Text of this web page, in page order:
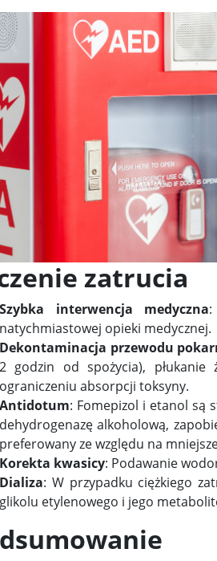
zatrucia
Szybka interwencja medyczna
natychmiastowej opieki medycznej.
Dekontaminacja przewodu
2 godzin od spożycia), płukanie
ograniczeniu absorpcji toksyny.
Antidotum: Fomepizol i etanol są
dehydrogenazę alkoholową,
preferowany ze względu na
Korekta kwasicy: Podawanie
Dializa: W przypadku ciężkiego
glikolu etylenowego i jego